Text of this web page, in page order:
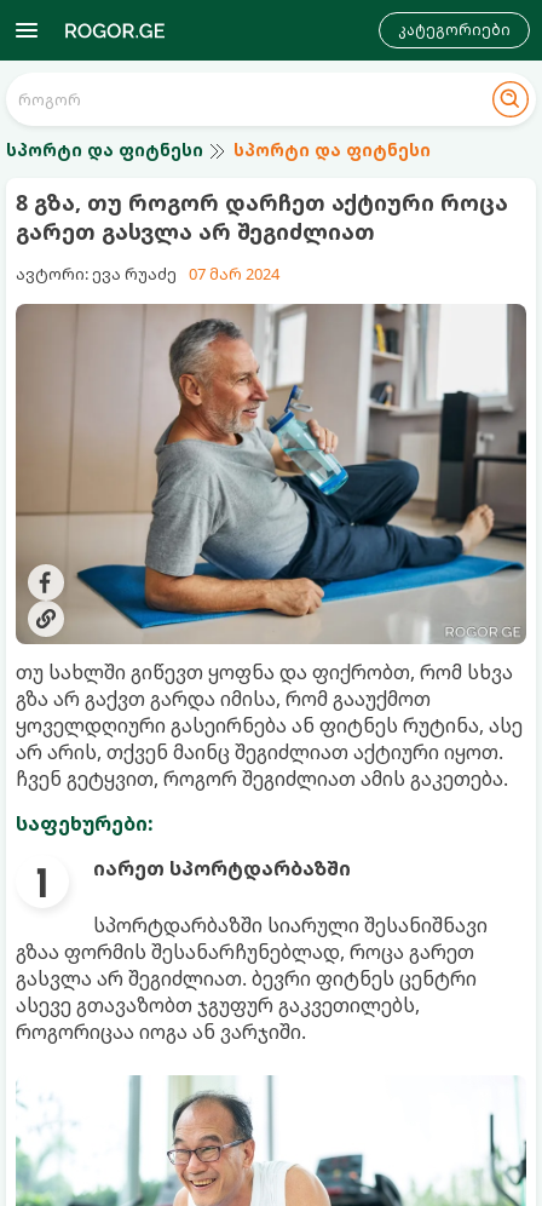
კატეგორიები
სპორტი და ფიტნესი სპორტი და ფიტნესი
8 გზა, თუ როგორ დარჩეთ აქტიური როცა
გარეთ გასვლა არ შეგიძლიათ
ავტორი: ევა რუაძე 07 მარ 2024
თუ სახლში გიწევთ ყოფნა და ფიქრობთ, რომ სხვა
გზა არ გაქვთ გარდა იმისა, რომ გააუქმოთ
ყოველდღიური გასეირნება ან ფიტნეს რუტინა, ასე
არ არის, თქვენ მაინც შეგიძლიათ აქტიური იყოთ.
ჩვენ გეტყვით, როგორ შეგიძლიათ ამის გაკეთება.
საფეხურები:
იარეთ სპორტდარბაზში
სპორტდარბაზში სიარული შესანიშნავი
გზაა ფორმის შესანარჩუნებლად, როცა გარეთ
გასვლა არ შეგიძლიათ. ბევრი ფიტნეს ცენტრი
ასევე გთავაზობთ ჯგუფურ გაკვეთილებს,
როგორიცაა იოგა ან ვარჯიში.